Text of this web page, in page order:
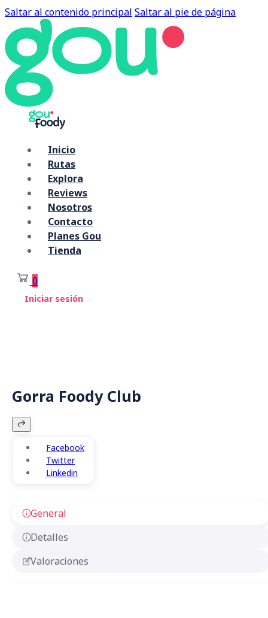
Saltar al contenido principal Saltar al pie de página
Inicio
Rutas
Explora
Reviews
Nosotros
Contacto
Planes Gou
Tienda
0
Iniciar sesión
Gorra Foody Club
Facebook
Twitter
Linkedin
General
Detalles
Valoraciones